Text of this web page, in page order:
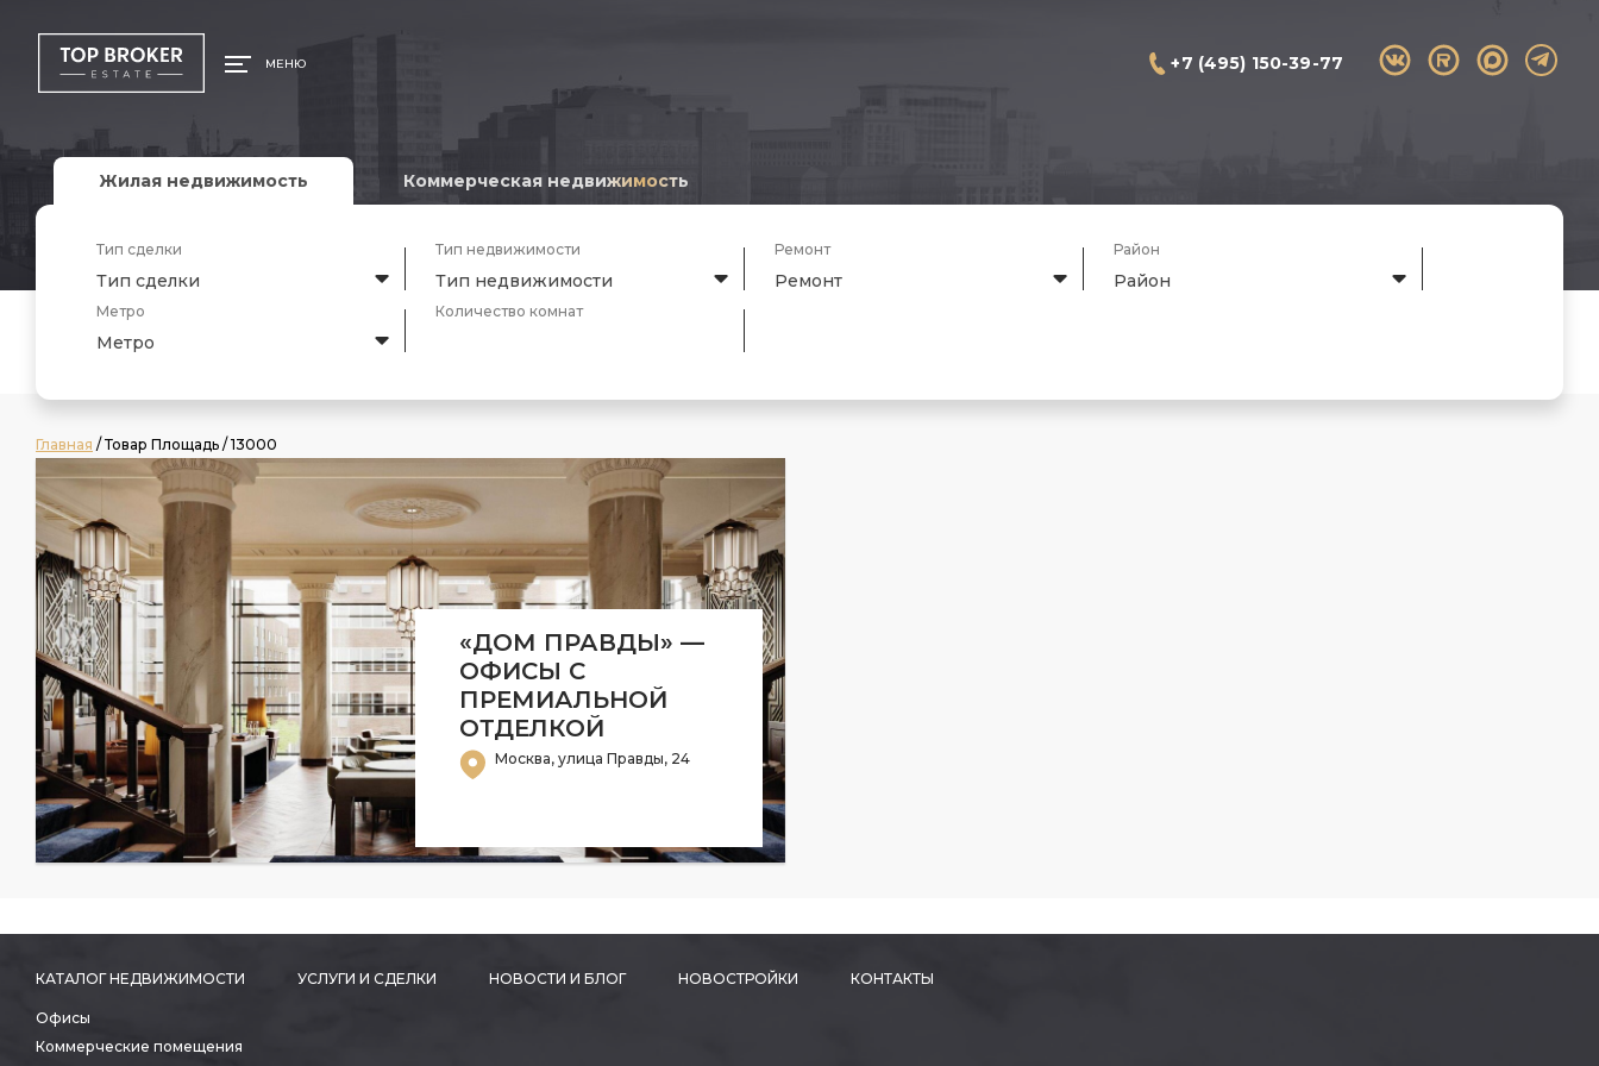
МЕНЮ +7 (495) 150-39-77
Жилая недвижимость Коммерческая недвижимость
Тип сделки
Тип сделки
Тип недвижимости
Тип недвижимости
Ремонт
Ремонт
Район
Район
Метро
Метро
Количество комнат
Главная / Товар Площадь / 13000
«ДОМ ПРАВДЫ» —
ОФИСЫ С
ПРЕМИАЛЬНОЙ
ОТДЕЛКОЙ
Москва, улица Правды, 24
КАТАЛОГ НЕДВИЖИМОСТИ
Офисы
Коммерческие помещения
УСЛУГИ И СДЕЛКИ НОВОСТИ И БЛОГ НОВОСТРОЙКИ КОНТАКТЫ